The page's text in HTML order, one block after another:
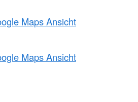
Maps Ansicht
Maps Ansicht